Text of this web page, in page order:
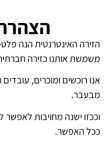
הזירה האינטרנטית הנה
משמשת אותנו כזירה
אנו רוכשים ומוכרים,
מבעבר.
וככזו ישנה מחויבות לאפשר
ככל האפשר.